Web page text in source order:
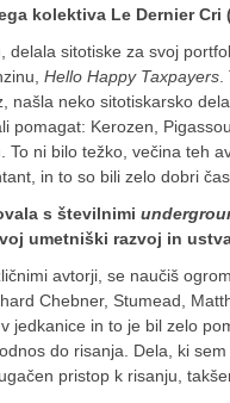
kolektiva Le Dernier Cri
delala sitotiske za svoj
Hello Happy Taxpayers.
našla neko sitotiskarsko
pomagat: Kerozen,
To ni bilo težko, večina teh
in to so bili zelo dobri
s številnimi
umetniški razvoj in
avtorji, se naučiš
Chebner, Stumead,
jedkanice in to je bil zelo
do risanja. Dela, ki
pristop k risanju,